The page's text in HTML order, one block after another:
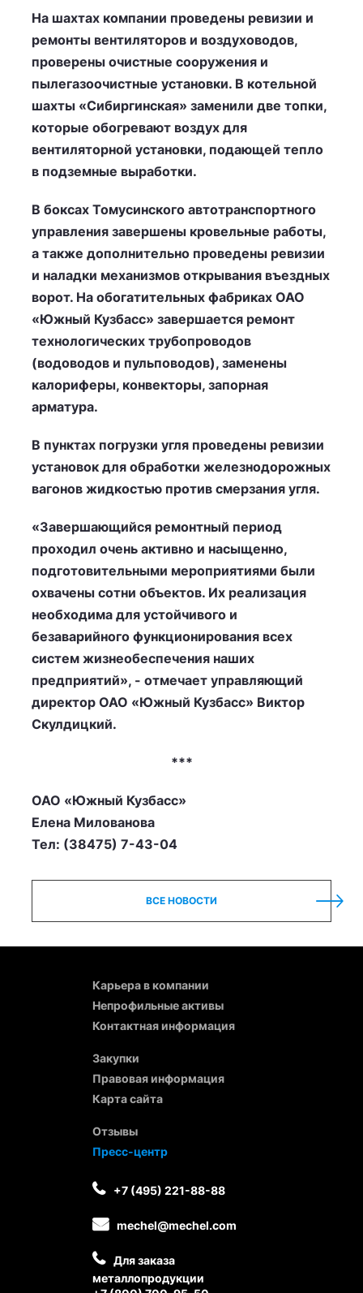
На шахтах компании проведены ревизии и
ремонты вентиляторов и воздуховодов,
проверены очистные сооружения и
пылегазоочистные установки. В котельной
шахты «Сибиргинская» заменили две топки,
которые обогревают воздух для
вентиляторной установки, подающей тепло
в подземные выработки.
В боксах Томусинского автотранспортного
управления завершены кровельные работы,
а также дополнительно проведены ревизии
и наладки механизмов открывания въездных
ворот. На обогатительных фабриках ОАО
«Южный Кузбасс» завершается ремонт
технологических трубопроводов
(водоводов и пульповодов), заменены
калориферы, конвекторы, запорная
арматура.
В пунктах погрузки угля проведены ревизии
установок для обработки железнодорожных
вагонов жидкостью против смерзания угля.
«Завершающийся ремонтный период
проходил очень активно и насыщенно,
подготовительными мероприятиями были
охвачены сотни объектов. Их реализация
необходима для устойчивого и
безаварийного функционирования всех
систем жизнеобеспечения наших
предприятий», - отмечает управляющий
директор ОАО «Южный Кузбасс» Виктор
Скулдицкий.
***
ОАО «Южный Кузбасс»
Елена Милованова
Тел: (38475) 7-43-04
ВСЕ НОВОСТИ
Карьера в компании
Непрофильные активы
Контактная информация
Закупки
Правовая информация
Карта сайта
Отзывы
Пресс-центр
+7 (495) 221-88-88
mechel@mechel.com
Для заказа
металлопродукции